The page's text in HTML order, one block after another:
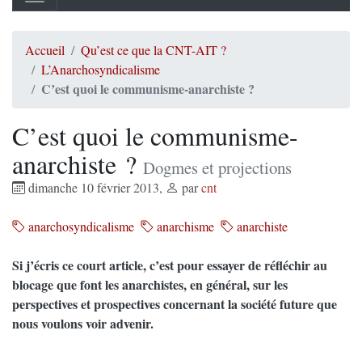
Accueil
Qu’est ce que la CNT-AIT ?
L’Anarchosyndicalisme
C’est quoi le communisme-anarchiste ?
C’est quoi le communisme-
anarchiste ? Dogmes et projections
dimanche 10 février 2013, parcnt
anarchosyndicalisme anarchisme anarchiste
Si j’écris ce court article, c’est pour essayer de réfléchir au
blocage que font les anarchistes, en général, sur les
perspectives et prospectives concernant la société future que
nous voulons voir advenir.